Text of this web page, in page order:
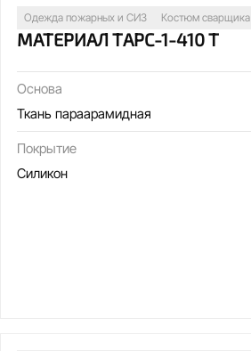
Одежда пожарных и СИЗ Костюм сварщика
МАТЕРИАЛ ТАРС-1-410 Т
Основа
Ткань параарамидная
Покрытие
Силикон